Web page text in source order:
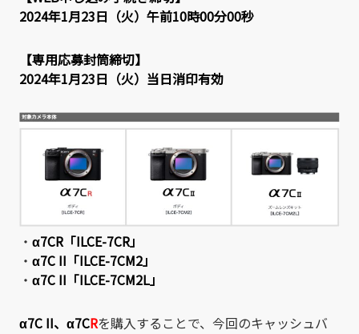
2024年1月23日（火）午前10時00分00秒
【専用応募封筒締切】
2024年1月23日（火）当日消印有効
・ α7CR「ILCE-7CR」
・ α7C II「ILCE-7CM2」
・ α7C II「ILCE-7CM2L」
α7C II、 α7CRを購入することで、今回のキャッシュバ